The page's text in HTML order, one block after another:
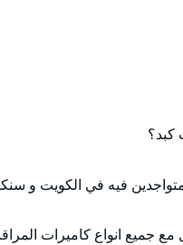
كبد؟
فيه في الكويت و
جميع انواع كاميرات